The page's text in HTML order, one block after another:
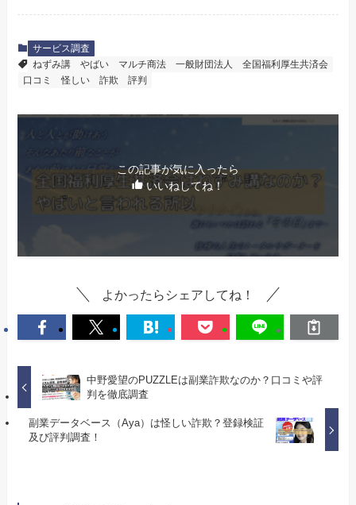
サービス調査
ねずみ講
やばい マルチ商法 一般財団法人
全国福利厚生共済会
口コミ
怪しい 詐欺 評判
この記事が気に入ったら
いいねしてね！
よかったらシェアしてね！
中野愛望のPUZZLEは副業詐欺なのか？口コミや評
判を徹底調査
副業データベース（Aya）は怪しい詐欺？登録検証
及び評判調査！